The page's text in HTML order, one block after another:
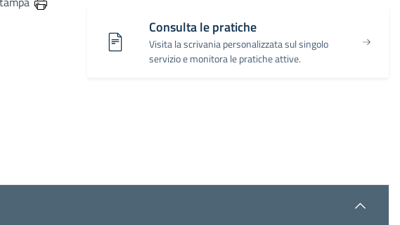
Consulta le pratiche
Visita la scrivania personalizzata sul singolo
servizio e monitora le pratiche attive.